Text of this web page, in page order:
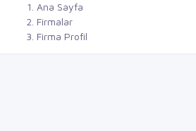
Ana Sayfa
Firmalar
Firma Profil